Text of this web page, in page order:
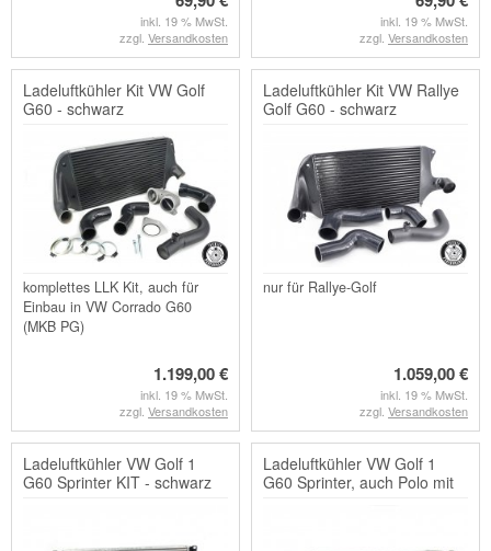
inkl. 19 % MwSt.
zzgl. Versandkosten
inkl. 19 % MwSt.
zzgl. Versandkosten
Ladeluftkühler Kit VW Golf
G60 - schwarz
komplettes LLK Kit, auch für
Einbau in VW Corrado G60
(MKB PG)
1.199,00 €
inkl. 19 % MwSt.
zzgl. Versandkosten
Ladeluftkühler Kit VW Rallye
Golf G60 - schwarz
nur für Rallye-Golf
1.059,00 €
inkl. 19 % MwSt.
zzgl. Versandkosten
Ladeluftkühler VW Golf 1
G60 Sprinter KIT - schwarz
Ladeluftkühler VW Golf 1
G60 Sprinter, auch Polo mit